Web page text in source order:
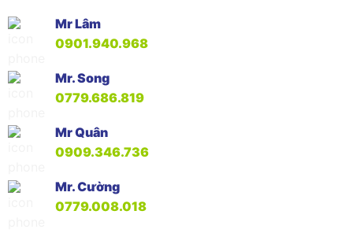
Mr Lâm
0901.940.968
Mr. Song
0779.686.819
Mr Quân
0909.346.736
Mr. Cường
0779.008.018